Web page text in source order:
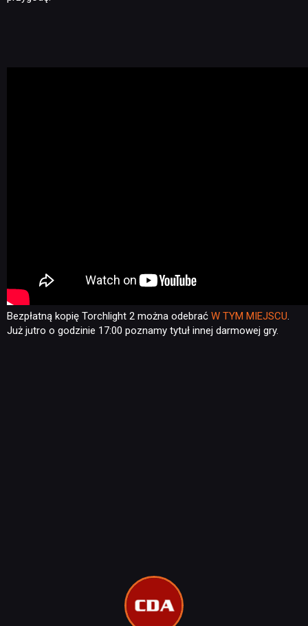
NEWSY
Bezpłatną kopię Torchlight 2 można odebrać W TYM MIEJSCU.
Już jutro o godzinie 17:00 poznamy tytuł innej darmowej gry.